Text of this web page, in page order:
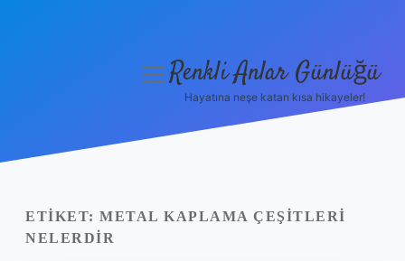
Yasal Uyarı
menüyüRenkli Anlar Günlüğü
Hayatına neşe katan kısa hikayeler!
ETIKET: METAL KAPLAMA ÇEŞITLERI
NELERDIR